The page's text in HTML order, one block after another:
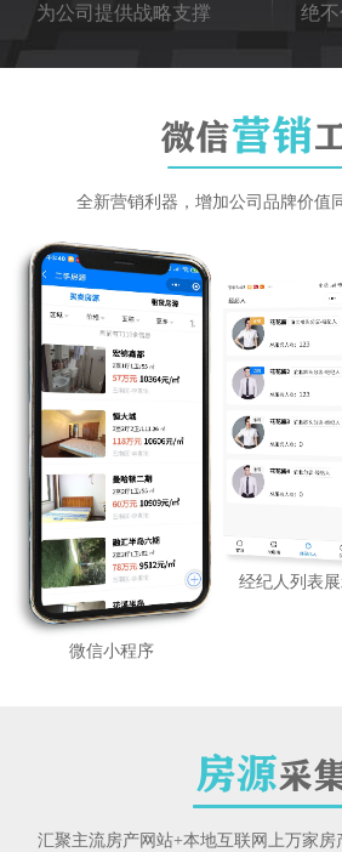
为公司提供战略支撑
绝
微信营销
全新营销利器，增加公司品牌价值
微信小程序
经纪人列表
房源采
汇聚主流房产网站+本地互联网上万家